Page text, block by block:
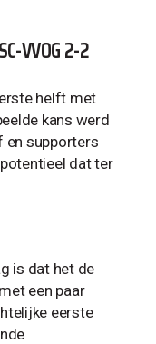
VVOG 2-2
helft met
kans werd
en supporters
dat ter
is dat het de
een paar
eerste